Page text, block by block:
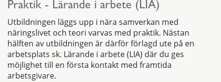
Praktik - Lärande i arbete (LIA)
Utbildningen läggs upp i nära samverkan med
näringslivet och teori varvas med praktik. Nästan
hälften av utbildningen är därför förlagd ute på en
arbetsplats sk. Lärande i arbete (LIA) där du ges
möjlighet till en första kontakt med framtida
arbetsgivare.